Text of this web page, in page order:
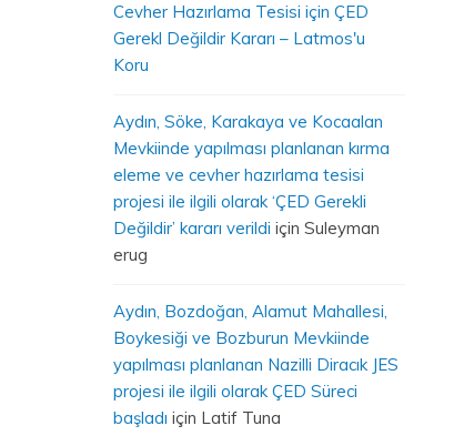
Cevher Hazırlama Tesisi için ÇED
Gerekl Değildir Kararı – Latmos'u
Koru
Aydın, Söke, Karakaya ve Kocaalan
Mevkiinde yapılması planlanan kırma
eleme ve cevher hazırlama tesisi
projesi ile ilgili olarak ‘ÇED Gerekli
Değildir’ kararı verildi için Suleyman
erug
Aydın, Bozdoğan, Alamut Mahallesi,
Boykesiği ve Bozburun Mevkiinde
yapılması planlanan Nazilli Diracık JES
projesi ile ilgili olarak ÇED Süreci
başladı için Latif Tuna